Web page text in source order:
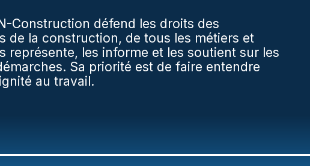
Construction défend les droits des
de la construction, de tous les métiers et
représente, les informe et les soutient sur les
Sa priorité est de faire entendre
au travail.